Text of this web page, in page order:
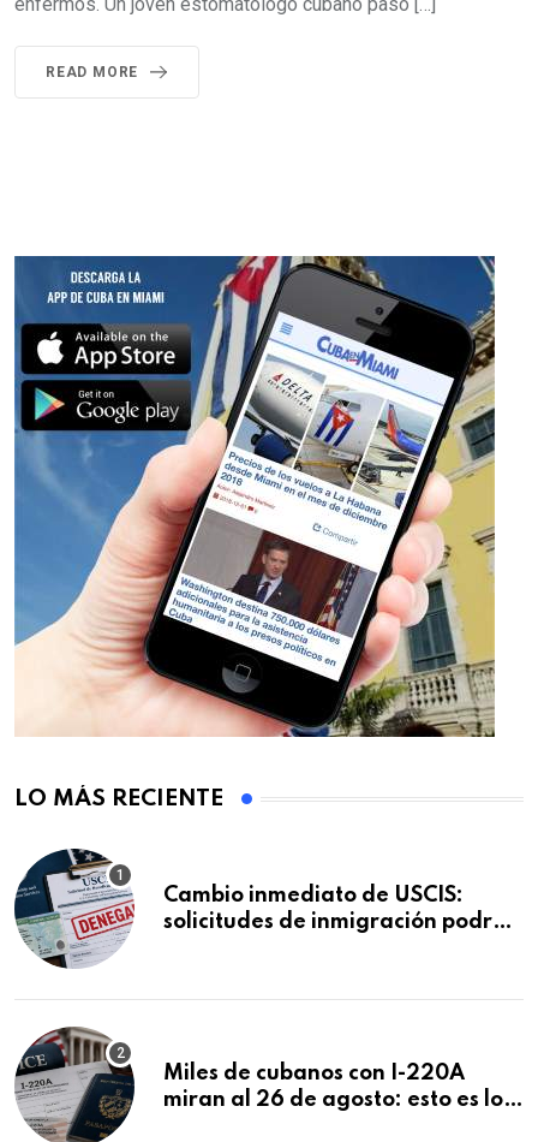
READ MORE
LO MÁS RECIENTE
Cambio inmediato de USCIS:
solicitudes de inmigración podrán
Miles de cubanos con I-220A
miran al 26 de agosto: esto es lo